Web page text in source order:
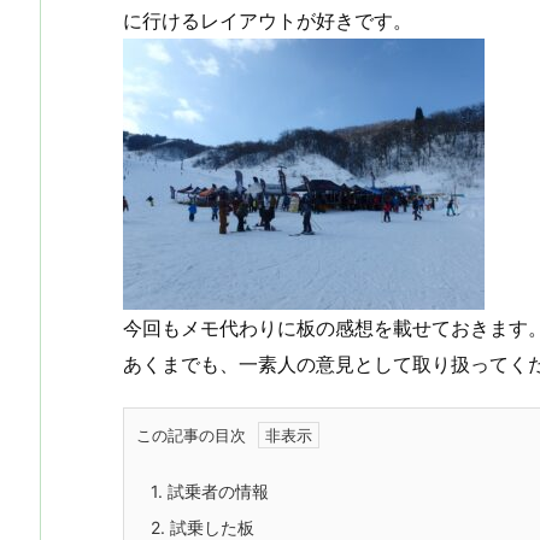
に行けるレイアウトが好きです。
今回もメモ代わりに板の感想を載せておきます。
あくまでも、一素人の意見として取り扱ってく
この記事の目次
1. 試乗者の情報
2. 試乗した板